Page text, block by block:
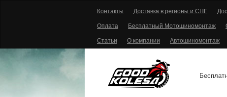
Контакты Доставка в регионы и СНГ
Оплата Бесплатный Мотошиномонтаж
Статьи О компании Автошиномонтаж